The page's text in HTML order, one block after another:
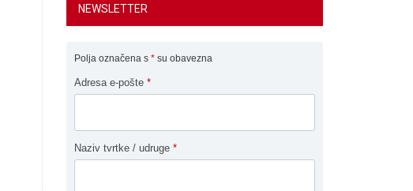
NEWSLETTER
Polja označena s * su obavezna
Adresa e-pošte *
Naziv tvrtke / udruge *